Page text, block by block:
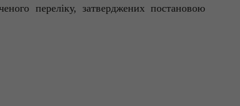
переліку, затверджених постановою